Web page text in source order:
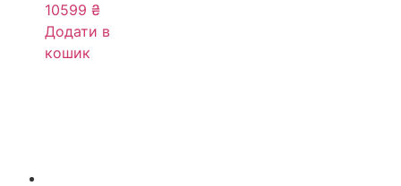
10599 ₴
Додати в
кошик